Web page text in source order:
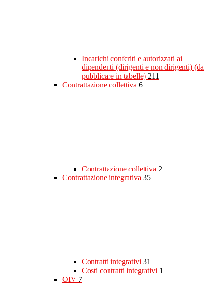
Incarichi conferiti e autorizzati ai
dipendenti (dirigenti e non dirigenti) (da
pubblicare in tabelle) 211
Contrattazione collettiva 6
Contrattazione collettiva 2
Contrattazione integrativa 35
Contratti integrativi 31
Costi contratti integrativi 1
OIV 7